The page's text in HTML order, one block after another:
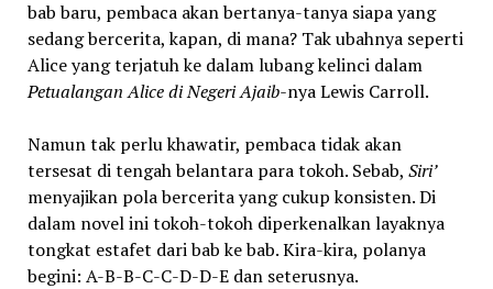
bab baru, pembaca akan bertanya-tanya siapa yang
sedang bercerita, kapan, di mana? Tak ubahnya seperti
Alice yang terjatuh ke dalam lubang kelinci dalam
Petualangan Alice di Negeri Ajaib-nya Lewis Carroll.
Namun tak perlu khawatir, pembaca tidak akan
tersesat di tengah belantara para tokoh. Sebab, Siri’
menyajikan pola bercerita yang cukup konsisten. Di
dalam novel ini tokoh-tokoh diperkenalkan layaknya
tongkat estafet dari bab ke bab. Kira-kira, polanya
begini: A-B-B-C-C-D-D-E dan seterusnya.